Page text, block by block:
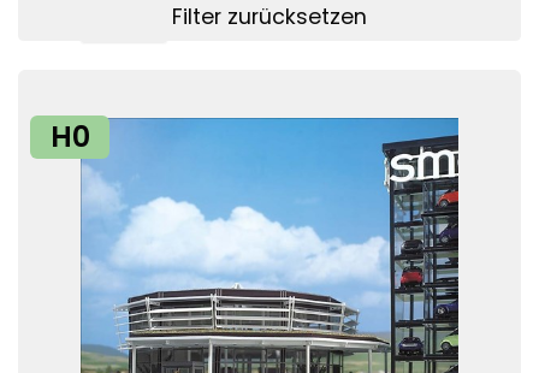
Filter anzeigen
Filter zurücksetzen
H0